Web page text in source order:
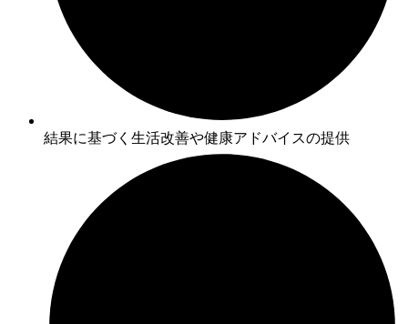
結果に基づく生活改善や健康アドバイスの提供